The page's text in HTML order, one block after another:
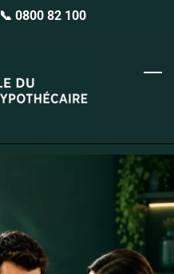
📞 0800 82 100